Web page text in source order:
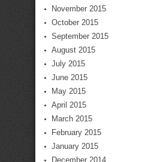
November 2015
October 2015
September 2015
August 2015
July 2015
June 2015
May 2015
April 2015
March 2015
February 2015
January 2015
December 2014